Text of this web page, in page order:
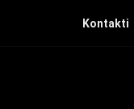
Kontakti